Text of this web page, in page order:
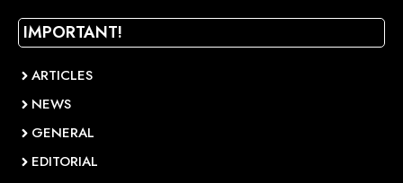
IMPORTANT!
ARTICLES
NEWS
GENERAL
EDITORIAL